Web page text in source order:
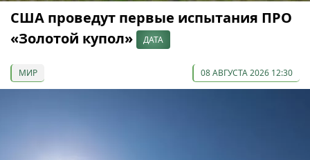
США проведут первые испытания ПРО
«Золотой купол»
ДАТА
МИР 08 АВГУСТА 2026 12:30